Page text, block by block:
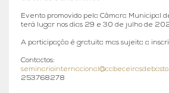
Evento promovido pela Câmara Municipal
terá lugar nos dias 29 e 30 de julho de
A participação é gratuita mas sujeita a
Contactos:
253768278